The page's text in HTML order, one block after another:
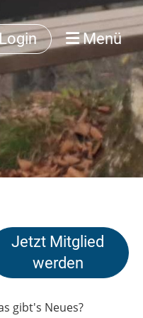
Menü
Jetzt Mitglied
werden
gibt's Neues?